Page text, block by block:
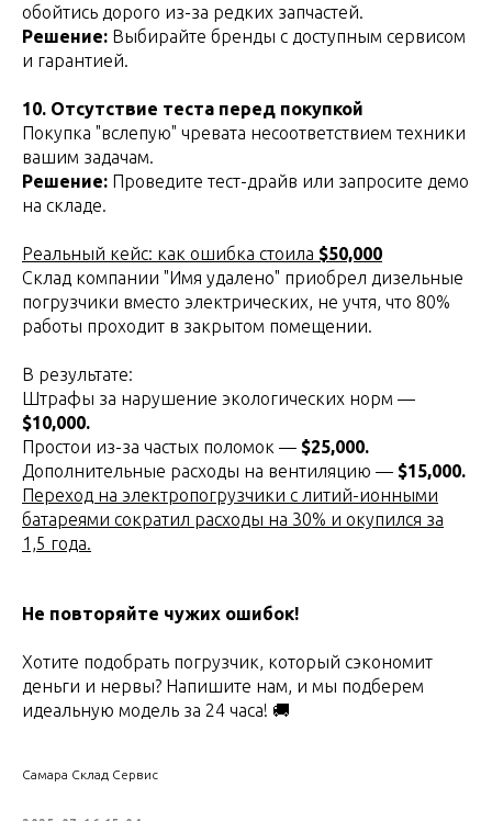
обойтись дорого из-за редких запчастей.
Решение: Выбирайте бренды с доступным сервисом
и гарантией.
10. Отсутствие теста перед покупкой
Покупка "вслепую" чревата несоответствием техники
вашим задачам.
Решение: Проведите тест-драйв или запросите демо
на складе.
Реальный кейс: как ошибка стоила $50,000
Склад компании "Имя удалено" приобрел дизельные
погрузчики вместо электрических, не учтя, что 80%
работы проходит в закрытом помещении.
В результате:
Штрафы за нарушение экологических норм —
$10,000.
Простои из-за частых поломок — $25,000.
Дополнительные расходы на вентиляцию — $15,000.
Переход на электропогрузчики с литий-ионными
батареями сократил расходы на 30% и окупился за
1,5 года.
Не повторяйте чужих ошибок!
Хотите подобрать погрузчик, который сэкономит
деньги и нервы? Напишите нам, и мы подберем
идеальную модель за 24 часа! 🚚
Самара Склад Сервис